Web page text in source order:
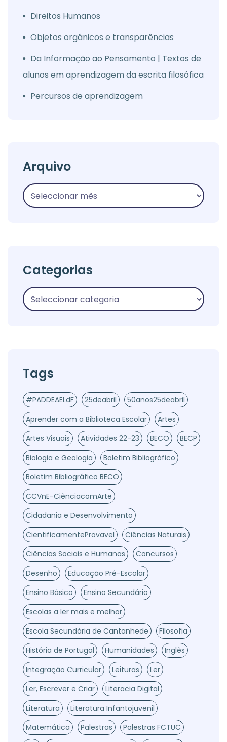
Direitos Humanos
Objetos orgânicos e transparências
Da Informação ao Pensamento | Textos de
alunos em aprendizagem da escrita filosófica
Percursos de aprendizagem
Arquivo
Categorias
Tags
#PADDEAELdF 25deabril
50anos25deabril
Aprender com a Biblioteca Escolar
Artes
Artes Visuais
Atividades 22-23 BECO
BECP
Biologia e Geologia
Boletim Bibliográfico
Boletim Bibliográfico BECO
CCVnE-CiênciacomArte
Cidadania e Desenvolvimento
CientificamenteProvavel
Ciências Naturais
Ciências Sociais e Humanas
Concursos
Desenho
Educação Pré-Escolar
Ensino Básico
Ensino Secundário
Escolas a ler mais e melhor
Escola Secundária de Cantanhede
Filosofia
História de Portugal
Humanidades
Inglês
Integração Curricular
Leituras
Ler
Ler, Escrever e Criar
Literacia Digital
Literatura
Literatura Infantojuvenil
Matemática
Palestras
Palestras FCTUC